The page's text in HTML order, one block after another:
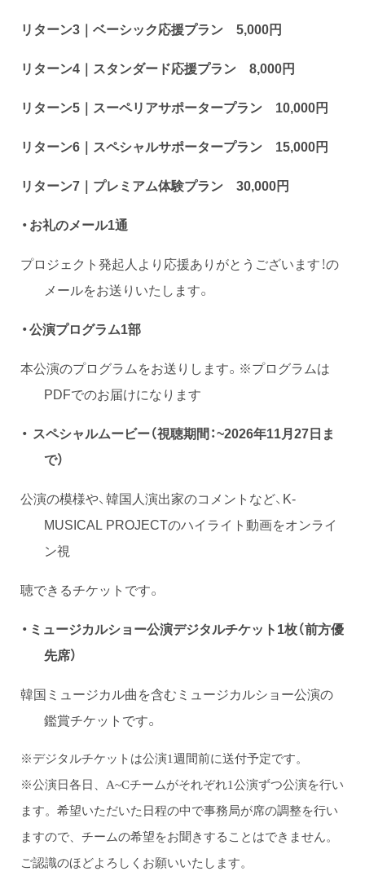
リターン3｜ベーシック応援プラン 5,000円
リターン4｜スタンダード応援プラン 8,000円
リターン5｜スーペリアサポータープラン 10,000円
リターン6｜スペシャルサポータープラン 15,000円
リターン7｜プレミアム体験プラン 30,000円
・お礼のメール1通
プロジェクト発起人より応援ありがとうございます！の
メールをお送りいたします。
・公演プログラム1部
本公演のプログラムをお送りします。※プログラムは
PDFでのお届けになります
・ スペシャルムービー（視聴期間：~2026年11月27日ま
で）
公演の模様や、韓国人演出家のコメントなど、K-
MUSICAL PROJECTのハイライト動画をオンライ
ン視
聴できるチケットです。
・ミュージカルショー公演デジタルチケット1枚（前方優
先席）
韓国ミュージカル曲を含むミュージカルショー公演の
鑑賞チケットです。
※デジタルチケットは公演1週間前に送付予定です。
※公演日各日、A~Cチームがそれぞれ1公演ずつ公演を行い
ます。希望いただいた日程の中で事務局が席の調整を行い
ますので、チームの希望をお聞きすることはできません。
ご認識のほどよろしくお願いいたします。